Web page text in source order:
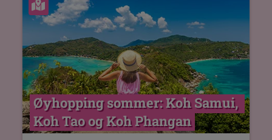
Se kart
Øyhopping sommer: Koh Samui,
Koh Tao og Koh Phangan